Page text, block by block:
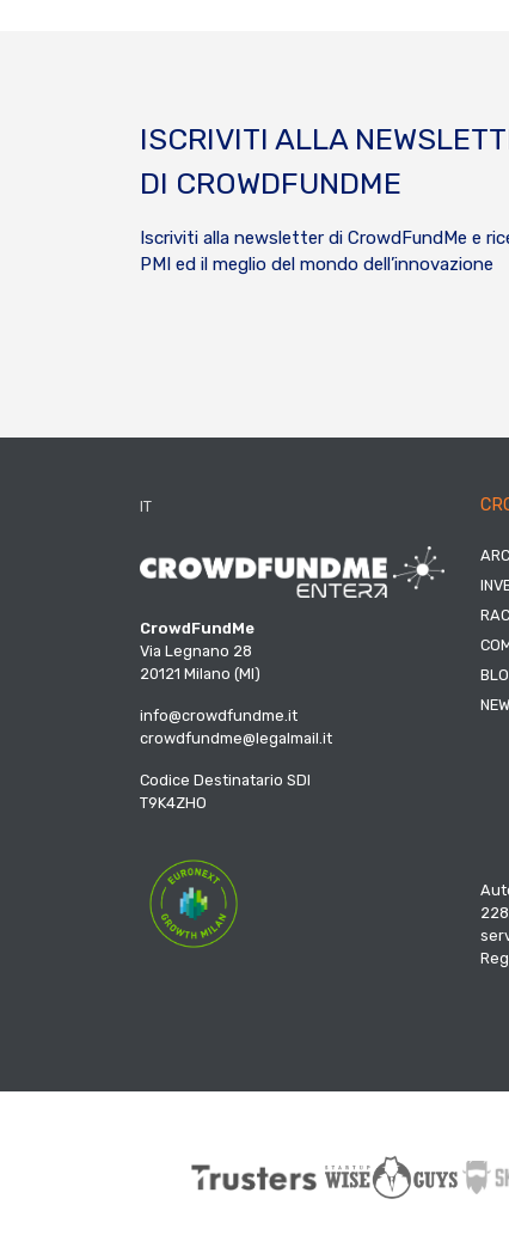
ISCRIVITI ALLA
DI CROWDFUNDME
Iscriviti alla newsletter di CrowdFundMe e
PMI ed il meglio del mondo dell’innovazione
IT
CrowdFundMe
Via Legnano 28
20121 Milano (MI)
info@crowdfundme.it
crowdfundme@legalmail.it
Codice Destinatario SDI
T9K4ZHO